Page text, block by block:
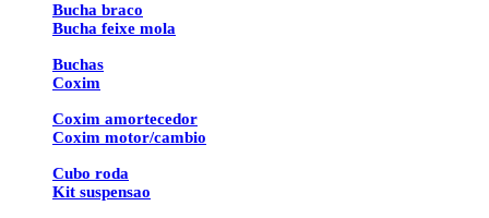
Bucha braco
Bucha feixe mola
Buchas
Coxim
Coxim amortecedor
Coxim motor/cambio
Cubo roda
Kit suspensao